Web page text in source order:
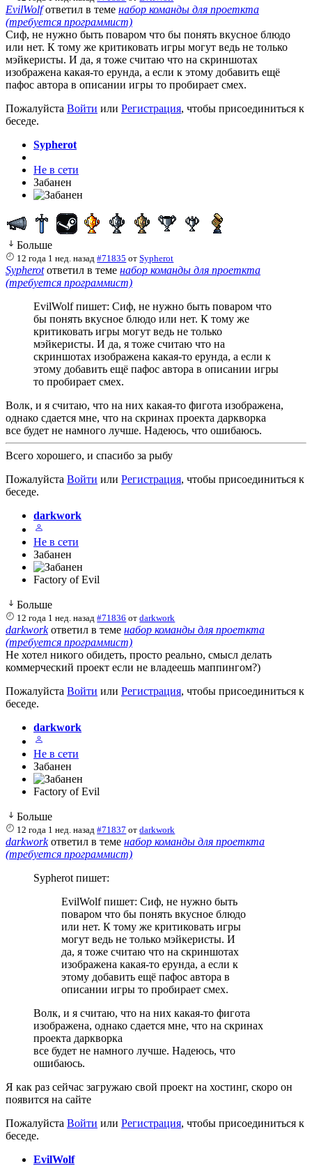
EvilWolfответил в теме набор команды для проеткта
(требуется программист)
Сиф, не нужно быть поваром что бы понять вкусное блюдо
или нет. К тому же критиковать игры могут ведь не только
мэйкеристы. И да, я тоже считаю что на скриншотах
изображена какая-то ерунда, а если к этому добавить ещё
пафос автора в описании игры то пробирает смех.
Пожалуйста Войти или Регистрация, чтобы присоединиться к
беседе.
Sypherot
Не в сети
Забанен
Больше
12 года 1 нед. назад #71835 отSypherot
Sypherotответил в теме набор команды для проеткта
(требуется программист)
EvilWolf пишет: Сиф, не нужно быть поваром что
бы понять вкусное блюдо или нет. К тому же
критиковать игры могут ведь не только
мэйкеристы. И да, я тоже считаю что на
скриншотах изображена какая-то ерунда, а если к
этому добавить ещё пафос автора в описании игры
то пробирает смех.
Волк, и я считаю, что на них какая-то фигота изображена,
однако сдается мне, что на скринах проекта даркворка
все будет не намного лучше. Надеюсь, что ошибаюсь.
Всего хорошего, и спасибо за рыбу
Пожалуйста Войти или Регистрация, чтобы присоединиться к
беседе.
darkwork
Не в сети
Забанен
Factory of Evil
Больше
12 года 1 нед. назад #71836 отdarkwork
darkworkответил в теме набор команды для проеткта
(требуется программист)
Не хотел никого обидеть, просто реально, смысл делать
коммерческий проект если не владеешь маппингом?)
Пожалуйста Войти или Регистрация, чтобы присоединиться к
беседе.
darkwork
Не в сети
Забанен
Factory of Evil
Больше
12 года 1 нед. назад #71837 отdarkwork
darkworkответил в теме набор команды для проеткта
(требуется программист)
Sypherot пишет:
EvilWolf пишет: Сиф, не нужно быть
поваром что бы понять вкусное блюдо
или нет. К тому же критиковать игры
могут ведь не только мэйкеристы. И
да, я тоже считаю что на скриншотах
изображена какая-то ерунда, а если к
этому добавить ещё пафос автора в
описании игры то пробирает смех.
Волк, и я считаю, что на них какая-то фигота
изображена, однако сдается мне, что на скринах
проекта даркворка
все будет не намного лучше. Надеюсь, что
ошибаюсь.
Я как раз сейчас загружаю свой проект на хостинг, скоро он
появится на сайте
Пожалуйста Войти или Регистрация, чтобы присоединиться к
беседе.
EvilWolf